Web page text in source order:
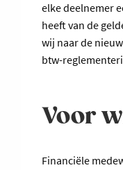
elke deelnemer
heeft van de
wij naar de
btw-
Voor
Financiële